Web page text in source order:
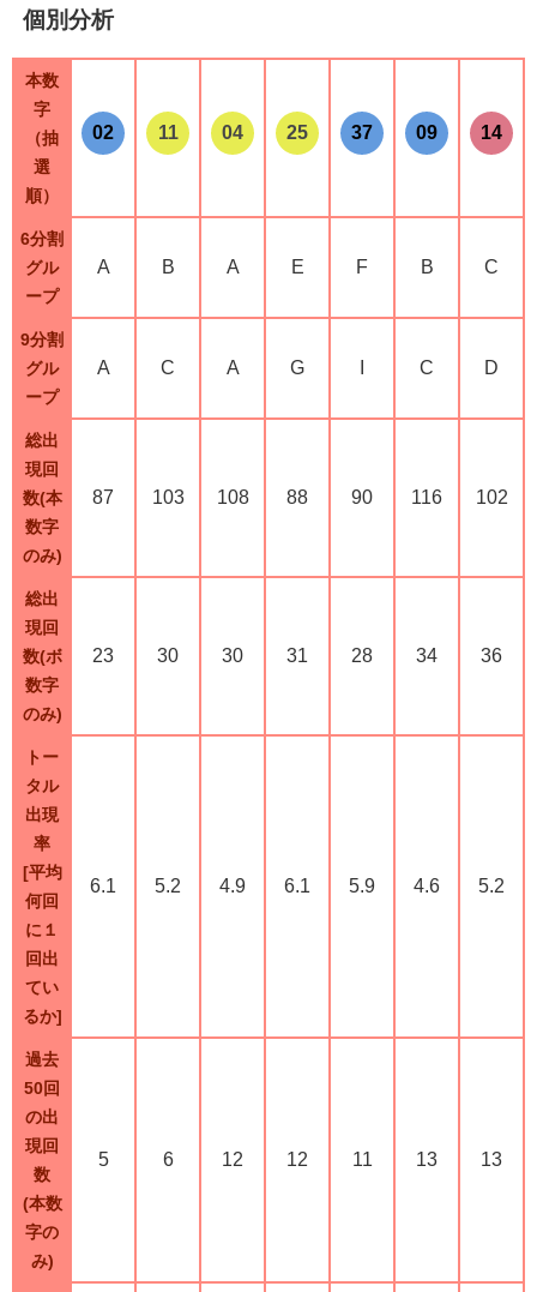
個別分析
本数
字
（抽
選
順）
02 11 04 25 37 09 14
6分割
グル
ープ
A B A E F B C
9分割
グル
ープ
A C A G C D
総出
現回
数(本
数字
のみ)
87 103 108 88 90 116 102
総出
現回
数(ボ
数字
のみ)
23 30 30 31 28 34 36
トー
タル
出現
率
[平均
何回
に１
回出
てい
るか]
6.1 5.2 4.9 6.1 5.9 4.6 5.2
過去
50回
の出
現回
数
(本数
字の
み)
5 6 12 12 11 13 13